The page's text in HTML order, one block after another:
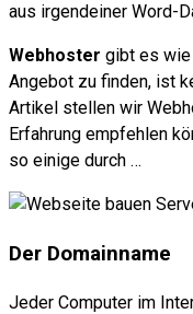
aus irgendeiner Word-
Webhoster gibt es wie
Angebot zu finden, ist
Artikel stellen wir
Erfahrung empfehlen
so einige durch …
Der Domainname
Jeder Computer im